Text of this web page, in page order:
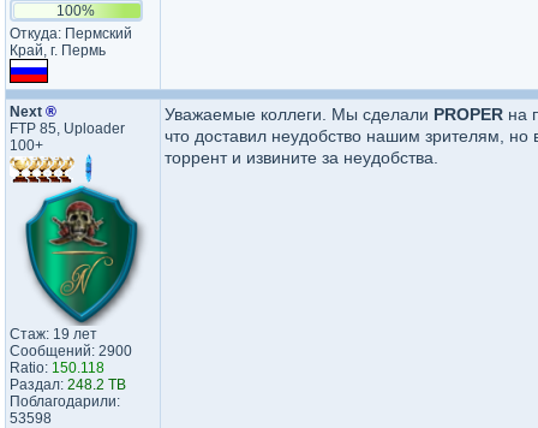
100%
Откуда: Пермский
Край, г. Пермь
Next ®
FTP 85, Uploader
100+
Стаж: 19 лет
Сообщений: 2900
Ratio: 150.118
Раздал: 248.2 TB
Поблагодарили:
53598
Уважаемые коллеги. Мы сделали PROPER на
что доставил неудобство нашим зрителям, но
торрент и извините за неудобства.